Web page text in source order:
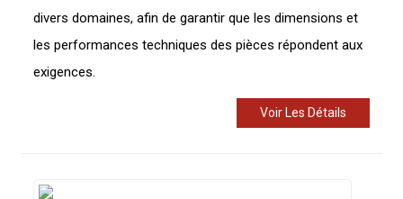
divers domaines, afin de garantir que les dimensions et
les performances techniques des pièces répondent aux
exigences.
Voir Les Détails